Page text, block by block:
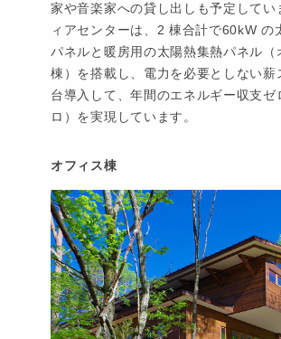
家や音楽家への貸し出しも予定してい
ィアセンターは、2 棟合計で60kW の
パネルと暖房用の太陽熱集熱パネル（
棟）を搭載し、電力を必要としない薪
台導入して、年間のエネルギー収支ゼ
ロ）を実現しています。
オフィス棟